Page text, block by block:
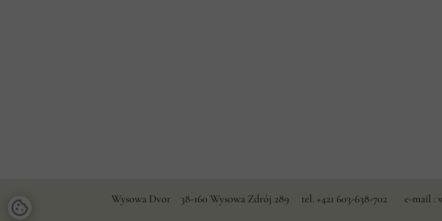
Wysowa Dvor 38-160 Wysowa Zdrój 289 tel. +421 603-638-702 e-mail :